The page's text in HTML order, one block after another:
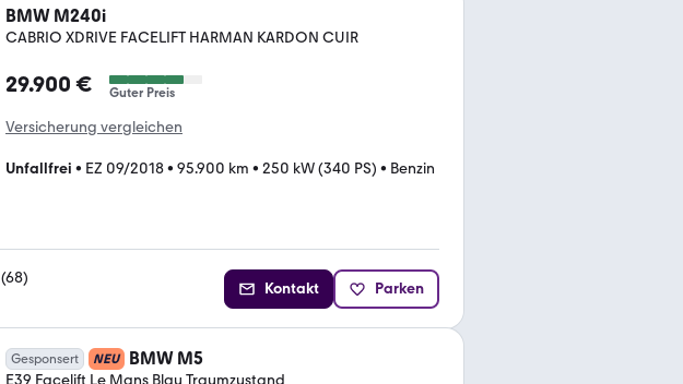
BMW M240i
CABRIO XDRIVE FACELIFT HARMAN KARDON CUIR
29.900 € Guter Preis
Versicherung vergleichen
Unfallfrei • EZ 09/2018• 95.900 km • 250 kW (340 PS) • Benzin
(68)
Kontakt Parken
Gesponsert NEU BMW M5
E39 Facelift Le Mans Blau Traumzustand